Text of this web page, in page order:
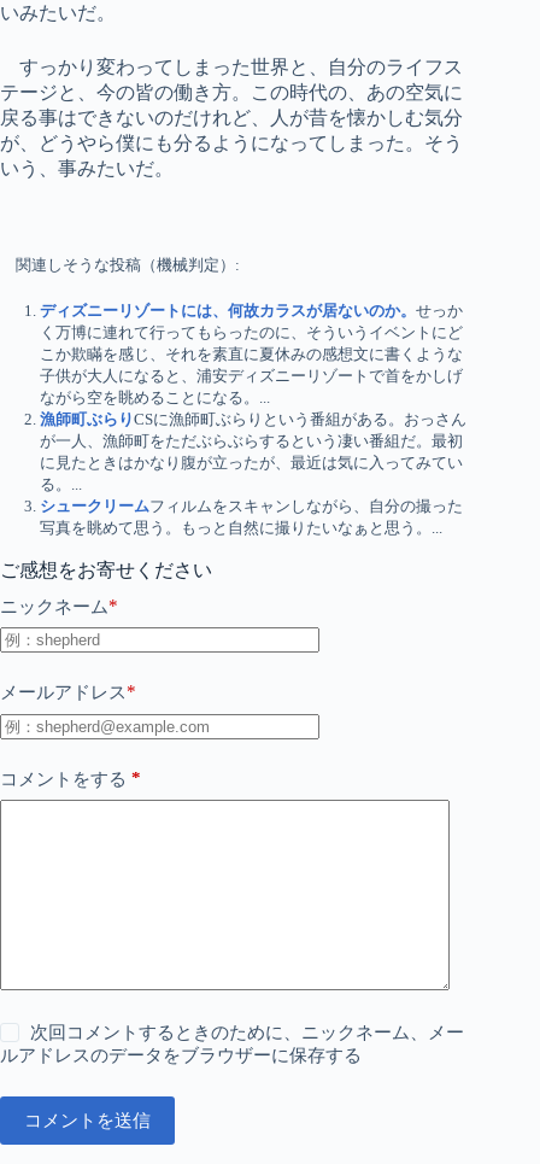
いみたいだ。
すっかり変わってしまった世界と、自分のライフス
テージと、今の皆の働き方。この時代の、あの空気に
戻る事はできないのだけれど、人が昔を懐かしむ気分
が、どうやら僕にも分るようになってしまった。そう
いう、事みたいだ。
関連しそうな投稿（機械判定）:
ディズニーリゾートには、何故カラスが居ないのか。 せっか
く万博に連れて行ってもらったのに、そういうイベントにど
こか欺瞞を感じ、それを素直に夏休みの感想文に書くような
子供が大人になると、浦安ディズニーリゾートで首をかしげ
ながら空を眺めることになる。...
漁師町ぶらりCSに漁師町ぶらりという番組がある。おっさん
が一人、漁師町をただぶらぶらするという凄い番組だ。最初
に見たときはかなり腹が立ったが、最近は気に入ってみてい
る。...
シュークリームフィルムをスキャンしながら、自分の撮った
写真を眺めて思う。もっと自然に撮りたいなぁと思う。...
ご感想をお寄せください
ニックネーム*
メールアドレス*
コメントをする *
次回コメントするときのために、ニックネーム、メー
ルアドレスのデータをブラウザーに保存する
コメントを送信